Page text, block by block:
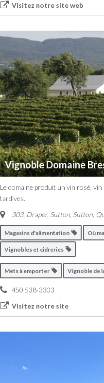
Visitez notre site web
Vignoble Domaine
Le domaine produit un vin rosé, vin
tardives.
303, Draper, Sutton Sutton,
Magasins d'alimentation Où
Vignobles et cidreries
Mets à emporter Vignoble de
450 538-3303
Visitez notre site